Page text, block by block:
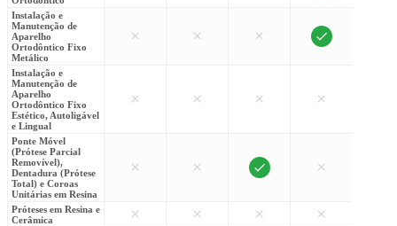
Instalação e
Manutenção de
Aparelho
Ortodôntico Fixo
Metálico
× × ×
Instalação e
Manutenção de
Aparelho
Ortodôntico Fixo
Estético, Autoligável
e Lingual
× × × ×
Ponte Móvel
(Prótese Parcial
Removível),
Dentadura (Prótese
Total) e Coroas
Unitárias em Resina
× × ×
Próteses em Resina e
Cerâmica
× × × ×